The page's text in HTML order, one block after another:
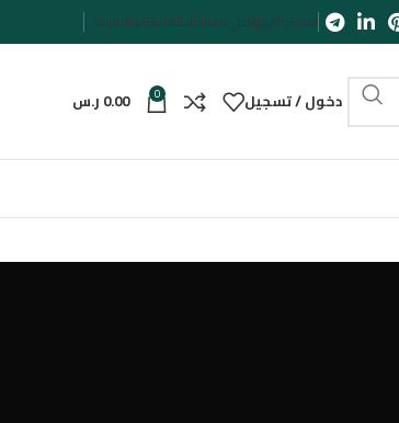
المشتركينتواصل معناالأسئلة الشائعةالعربية
دخول / تسجيل 0
0.00 ر.س